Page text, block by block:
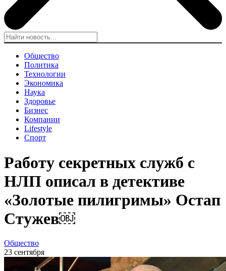
Общество
Политика
Технологии
Экономика
Наука
Здоровье
Бизнес
Компании
Lifestyle
Спорт
Работу секретных служб с
НЛП описал в детективе
«Золотые пилигримы» Остап
Стужев￼
Общество
23 сентября